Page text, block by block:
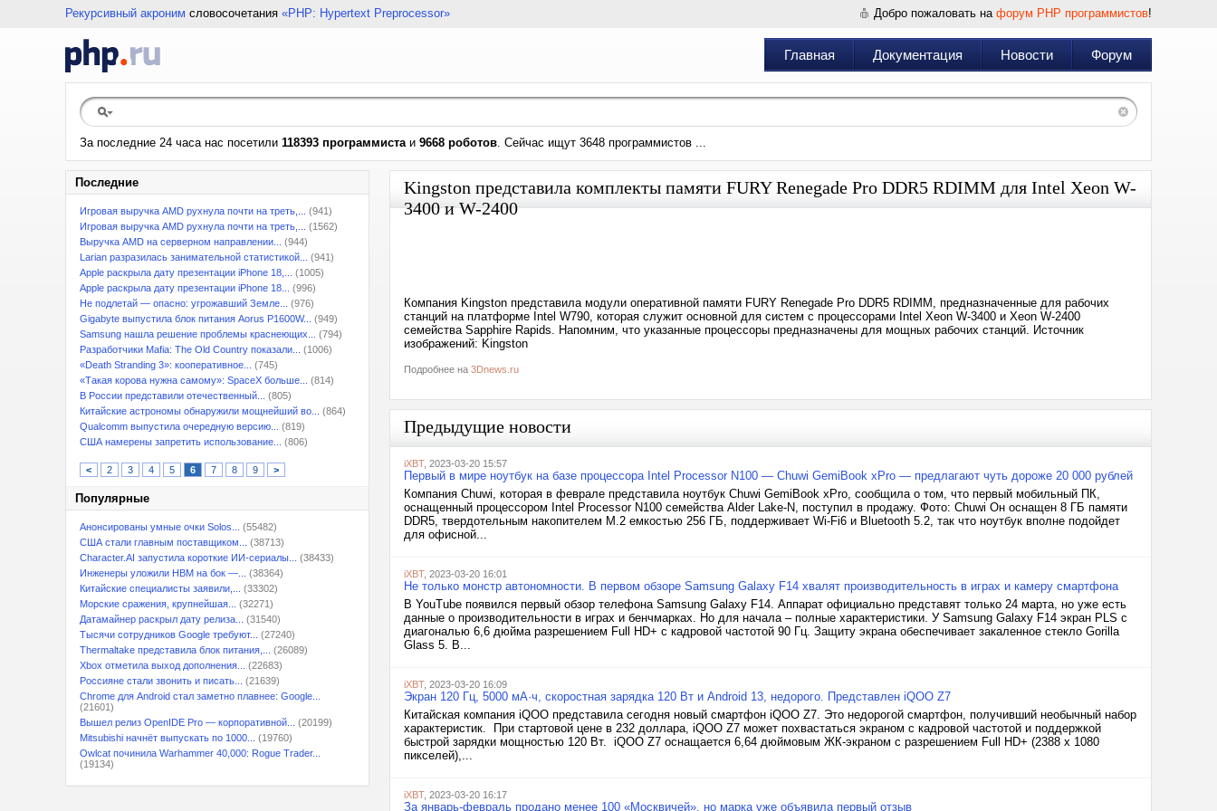
Рекурсивный акроним словосочетания «PHP: Hypertext Preprocessor» Добро пожаловать на форум PHP программистов!
Главная Документация Новости Форум
За последние 24 часа нас посетили 118393 программистаи 9668 роботов. Сейчас ищут 3648 программистов ...
Последние
Игровая выручка AMD рухнула почти на треть,...
(941)
Игровая выручка AMD рухнула почти на треть,...
(1562)
Выручка AMD на серверном направлении...
(944)
Larian разразилась занимательной статистикой...
(941)
Apple раскрыла дату презентации iPhone 18,...
(1005)
Apple раскрыла дату презентации iPhone 18...
(996)
Не подлетай — опасно: угрожавший Земле...
(976)
Gigabyte выпустила блок питания Aorus P1600W...
(949)
Samsung нашла решение проблемы краснеющих...
(794)
Разработчики Mafia: The Old Country показали...
(1006)
«Death Stranding 3»: кооперативное...
(745)
«Такая корова нужна самому»: SpaceX больше...
(814)
В России представили отечественный...
(805)
Китайские астрономы обнаружили мощнейший во...
(864)
Qualcomm выпустила очередную версию...
(819)
США намерены запретить использование...
(806)
< 2 3 4 5 6 7 8 9 >
Популярные
Анонсированы умные очки Solos...
(55482)
США стали главным поставщиком...
(38713)
Character.AI запустила короткие ИИ-сериалы...
(38433)
Инженеры уложили HBM на бок —...
(38364)
Китайские специалисты заявили,...
(33302)
Морские сражения, крупнейшая...
(32271)
Датамайнер раскрыл дату релиза...
(31540)
Тысячи сотрудников Google требуют...
(27240)
Thermaltake представила блок питания,...
(26089)
Xbox отметила выход дополнения...
(22683)
Россияне стали звонить и писать...
(21639)
Chrome для Android стал заметно плавнее: Google...
(21601)
Вышел релиз OpenIDE Pro — корпоративной...
(20199)
Mitsubishi начнёт выпускать по 1000...
(19760)
Owlcat починила Warhammer 40,000: Rogue Trader...
(19134)
Kingston представила комплекты памяти FURY Renegade Pro DDR5 RDIMM для Intel Xeon W-
3400 и W-2400
Компания Kingston представила модули оперативной памяти FURY Renegade Pro DDR5 RDIMM, предназначенные для рабочих
станций на платформе Intel W790, которая служит основной для систем с процессорами Intel Xeon W-3400 и Xeon W-2400
семейства Sapphire Rapids. Напомним, что указанные процессоры предназначены для мощных рабочих станций. Источник
изображений: Kingston
Подробнее на 3Dnews.ru
Предыдущие новости
iXBT, 2023-03-20 15:57
Первый в мире ноутбук на базе процессора Intel Processor N100 — Chuwi GemiBook xPro — предлагают чуть дороже 20 000 рублей
Компания Chuwi, которая в феврале представила ноутбук Chuwi GemiBook xPro, сообщила о том, что первый мобильный ПК,
оснащенный процессором Intel Processor N100 семейства Alder Lake-N, поступил в продажу. Фото: Chuwi Он оснащен 8 ГБ памяти
DDR5, твердотельным накопителем M.2 емкостью 256 ГБ, поддерживает Wi-Fi6 и Bluetooth 5.2, так что ноутбук вполне подойдет
для офисной...
iXBT, 2023-03-20 16:01
Не только монстр автономности. В первом обзоре Samsung Galaxy F14 хвалят производительность в играх и камеру смартфона
В YouTube появился первый обзор телефона Samsung Galaxy F14. Аппарат официально представят только 24 марта, но уже есть
данные о производительности в играх и бенчмарках. Но для начала – полные характеристики. У Samsung Galaxy F14 экран PLS с
диагональю 6,6 дюйма разрешением Full HD+ с кадровой частотой 90 Гц. Защиту экрана обеспечивает закаленное стекло Gorilla
Glass 5. В...
iXBT, 2023-03-20 16:09
Экран 120 Гц, 5000 мА·ч, скоростная зарядка 120 Вт и Android 13, недорого. Представлен iQOO Z7
Китайская компания iQOO представила сегодня новый смартфон iQOO Z7. Это недорогой смартфон, получивший необычный набор
характеристик. При стартовой цене в 232 доллара, iQOO Z7 может похвастаться экраном с кадровой частотой и поддержкой
быстрой зарядки мощностью 120 Вт. iQOO Z7 оснащается 6,64 дюймовым ЖК-экраном с разрешением Full HD+ (2388 х 1080
пикселей),...
iXBT, 2023-03-20 16:17
За январь-февраль продано менее 100 «Москвичей», но марка уже объявила первый отзыв